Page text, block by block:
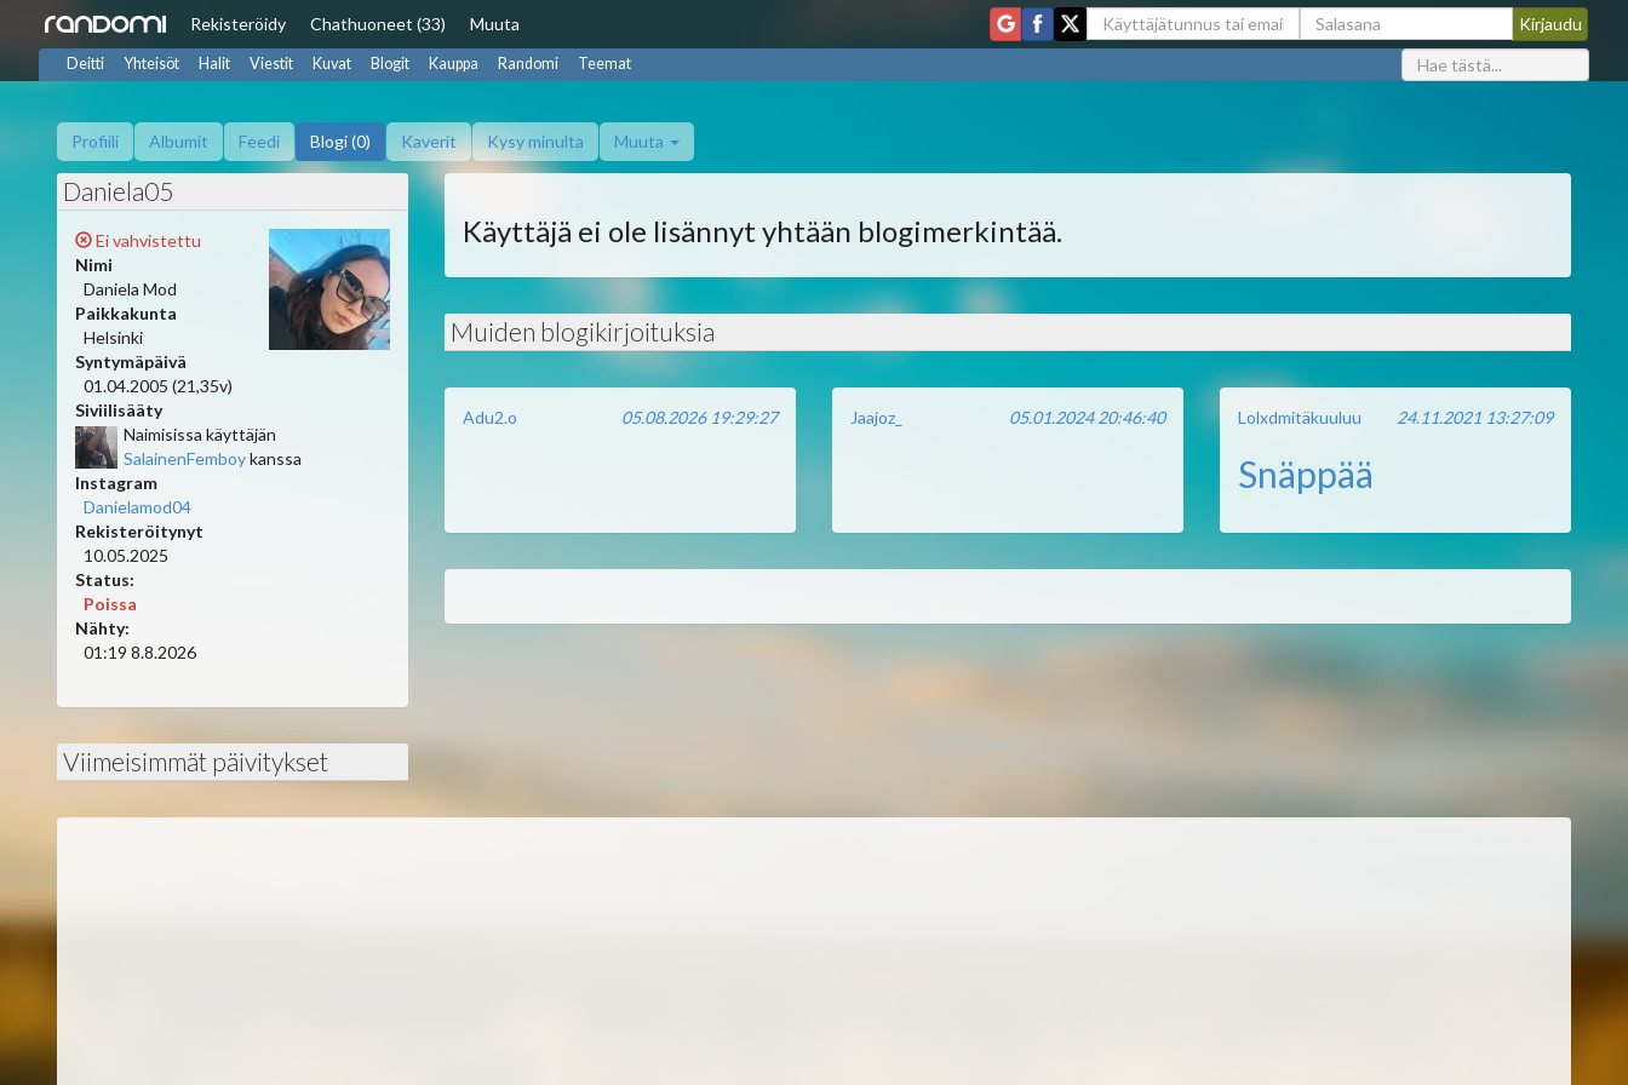
Rekisteröidy Chathuoneet (33) Muuta
Deitti Yhteisöt Halit Viestit Kuvat Blogit Kauppa Randomi Teemat
Profiili Albumit Feedi Blogi (0) Kaverit Kysy minulta Muuta
Käyttäjä ei ole lisännyt yhtään blogimerkintää.
Muiden blogikirjoituksia
05.08.2026 19:29:27
Adu2.o 05.01.2024 20:46:40
Jaajoz_ 24.11.2021 13:27:09
Lolxdmitäkuuluu
Snäppää
Daniela05
Ei vahvistettu
Nimi
Daniela Mod
Paikkakunta
Helsinki
Syntymäpäivä
01.04.2005 (21,35v)
Siviilisääty
Naimisissa käyttäjän
SalainenFemboykanssa
Instagram
Danielamod04
Rekisteröitynyt
10.05.2025
Status:
Poissa
Nähty:
01:19 8.8.2026
Viimeisimmät päivitykset